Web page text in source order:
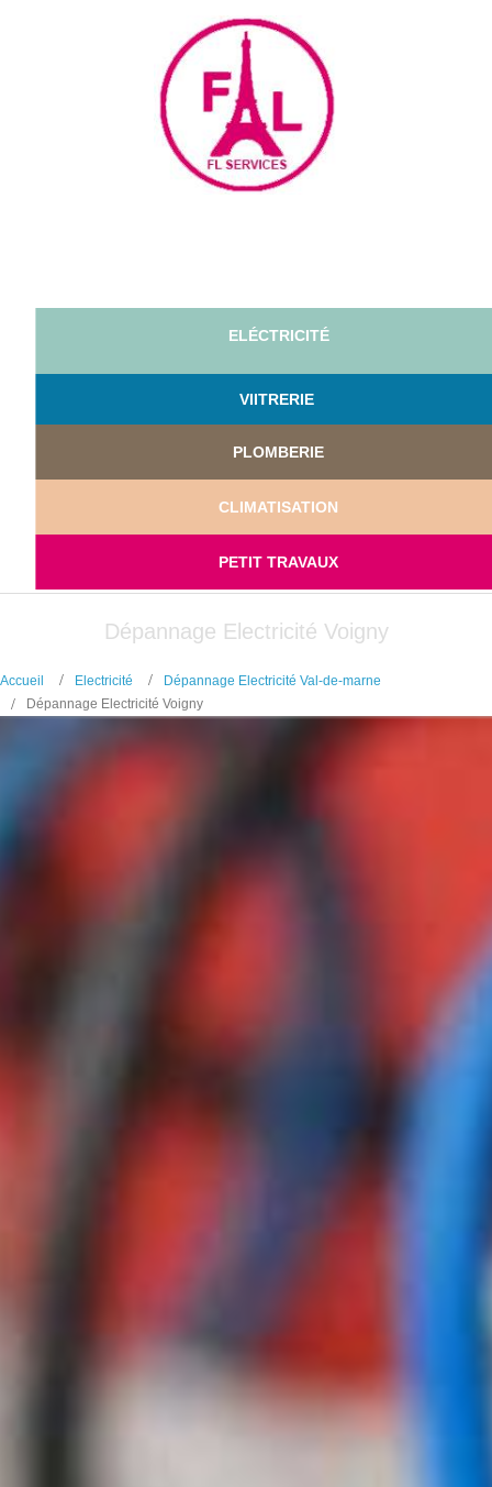
ELÉCTRICITÉ
VIITRERIE
PLOMBERIE
CLIMATISATION
PETIT TRAVAUX
Dépannage Electricité Voigny
Accueil Electricité
Dépannage Electricité Val-de-marne
Dépannage Electricité Voigny